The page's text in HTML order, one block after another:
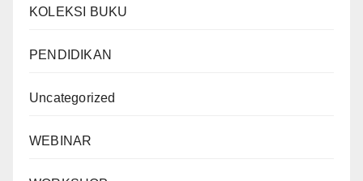
KOLEKSI BUKU
PENDIDIKAN
Uncategorized
WEBINAR